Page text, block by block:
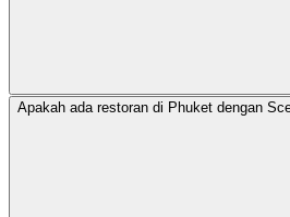
Apakah ada restoran di Phuket dengan